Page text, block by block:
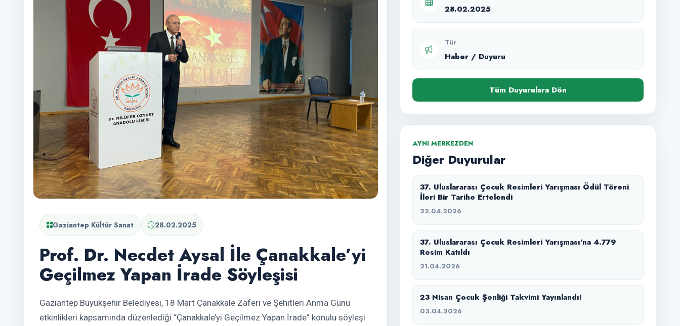
Gaziantep Kültür Sanat 28.02.2025
Prof. Dr. Necdet Aysal İle Çanakkale’yi
Geçilmez Yapan İrade Söyleşisi
Gaziantep Büyükşehir Belediyesi, 18 Mart Çanakkale Zaferi ve Şehitleri Anma Günü
etkinlikleri kapsamında düzenlediği “Çanakkale’yi Geçilmez Yapan İrade” konulu söyleşi
28.02.2025
Tür
Haber / Duyuru
Tüm Duyurulara Dön
AYNI MERKEZDEN
Diğer Duyurular
37. Uluslararası Çocuk Resimleri Yarışması Ödül Töreni
İleri Bir Tarihe Ertelendi
22.04.2026
37. Uluslararası Çocuk Resimleri Yarışması’na 4.779
Resim Katıldı
21.04.2026
23 Nisan Çocuk Şenliği Takvimi Yayınlandı!
03.04.2026